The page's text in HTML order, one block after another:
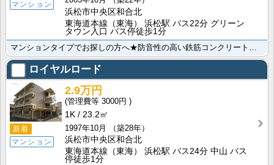
マンション
浜松市中央区和合北
東海道本線（東海） 浜松駅 バス22分 グリーン
タウン入口 バス停徒歩1分
マンションタイプでお探しの方へ★防音性の高い鉄筋コンクリート造で音が気になる方にもオススメ！入居した･･･
ロイヤルロード
新着
マンション
2.9万円
3000円
1K
23.2㎡
1997年10月
（築28年）
浜松市中央区和合北
東海道本線（東海） 浜松駅 バス24分 中山 バス
停徒歩1分